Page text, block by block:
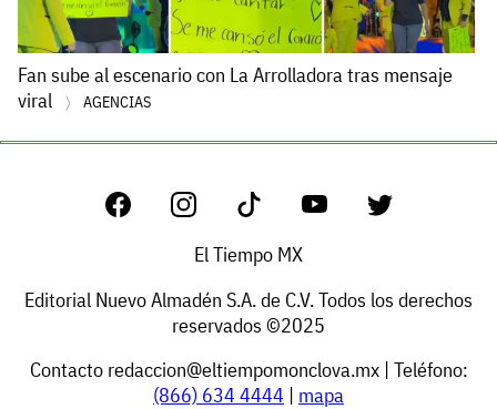
Fan sube al escenario con La Arrolladora tras mensaje
viral
AGENCIAS
El Tiempo MX
Editorial Nuevo Almadén S.A. de C.V. Todos los derechos
reservados ©2025
Contacto redaccion@eltiempomonclova.mx| Teléfono:
(866) 634 4444 | mapa